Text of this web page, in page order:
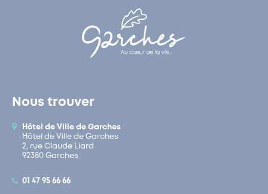
Nous trouver
Hôtel de Ville de Garches
Hôtel de Ville de Garches
2, rue Claude Liard
92380 Garches
01 47 95 66 66